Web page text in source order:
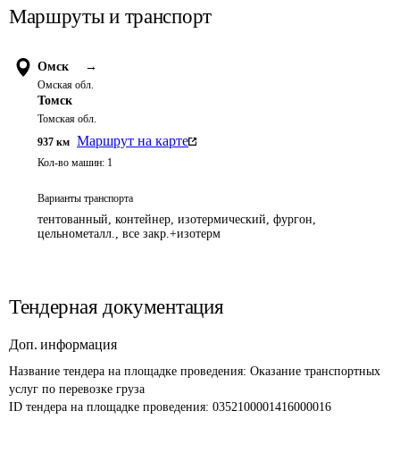
Маршруты и транспорт
Омск →
Омская обл.
Томск
Томская обл.
937 км Маршрут на карте
Кол-во машин: 1
Варианты транспорта
тентованный, контейнер, изотермический, фургон,
цельнометалл., все закр.+изотерм
Тендерная документация
Доп. информация
Название тендера на площадке проведения: Оказание транспортных
услуг по перевозке груза
ID тендера на площадке проведения: 0352100001416000016